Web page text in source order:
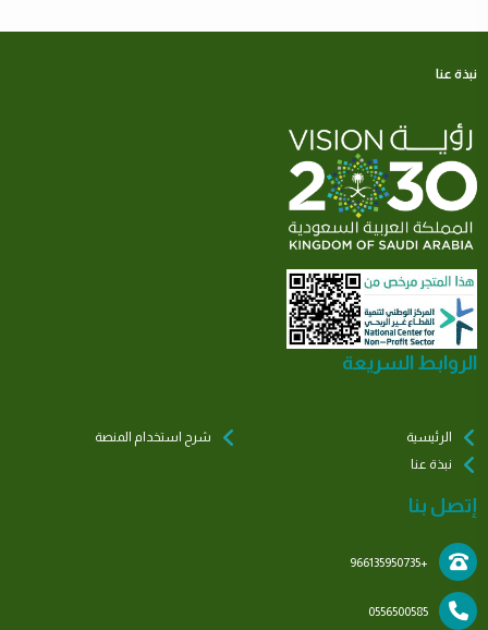
نبذة عنا
الروابط السريعة
الرئيسية
نبذة عنا
شرح استخدام المنصة
إتصل بنا
+966135950735
0556500585